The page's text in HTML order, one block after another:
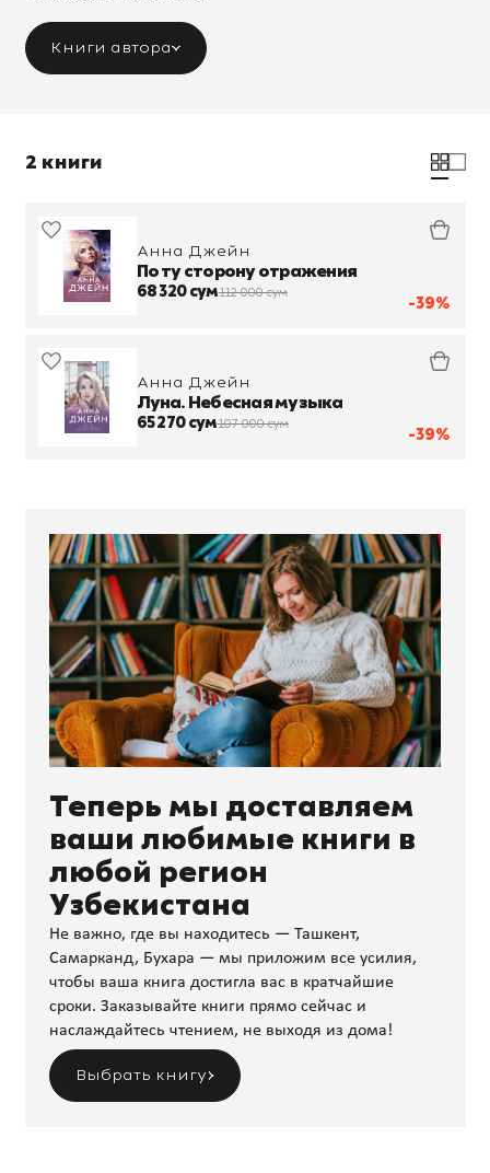
Книги автора
2 книги
-39%
Анна Джейн
По ту сторону отражения
68 320 сум112 000 сум
-39%
Анна Джейн
Луна. Небесная музыка
65 270 сум107 000 сум
Теперь мы доставляем
ваши любимые книги в
любой регион
Узбекистана
Не важно, где вы находитесь — Ташкент,
Самарканд, Бухара — мы приложим все усилия,
чтобы ваша книга достигла вас в кратчайшие
сроки. Заказывайте книги прямо сейчас и
наслаждайтесь чтением, не выходя из дома!
Выбрать книгу